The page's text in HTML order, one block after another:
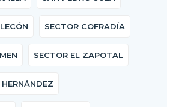
SECTOR COFRADÍA
SECTOR EL ZAPOTAL